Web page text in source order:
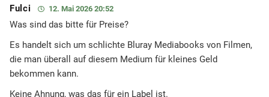
Fulci 12. Mai 2026 20:52
Was sind das bitte für Preise?
Es handelt sich um schlichte Bluray Mediabooks von Filmen,
die man überall auf diesem Medium für kleines Geld
bekommen kann.
Keine Ahnung, was das für ein Label ist.